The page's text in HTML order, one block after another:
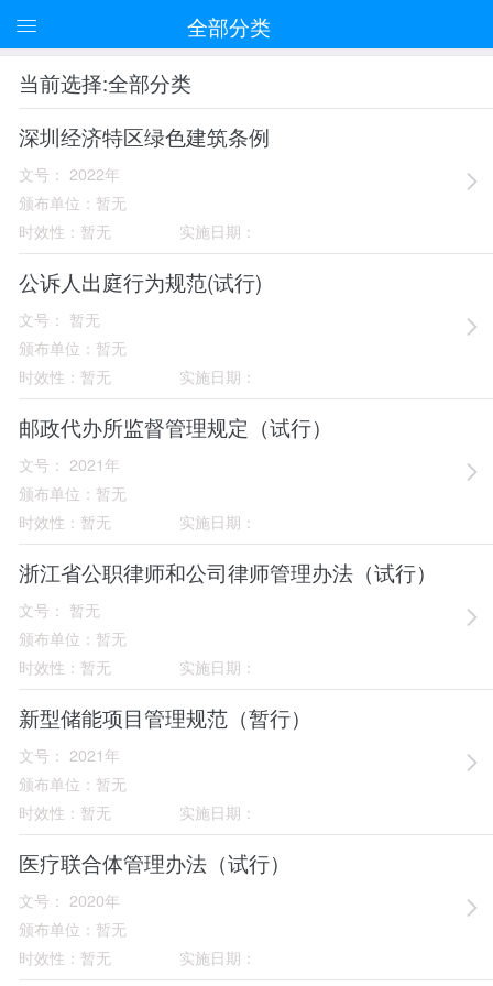
全部分类
当前选择:全部分类
深圳经济特区绿色建筑条例
文号： 2022年
颁布单位： 暂无
时效性： 暂无 实施日期：
公诉人出庭行为规范(试行)
文号： 暂无
颁布单位： 暂无
时效性： 暂无 实施日期：
邮政代办所监督管理规定（试行）
文号： 2021年
颁布单位： 暂无
时效性： 暂无 实施日期：
浙江省公职律师和公司律师管理办法（试行）
文号： 暂无
颁布单位： 暂无
时效性： 暂无 实施日期：
新型储能项目管理规范（暂行）
文号： 2021年
颁布单位： 暂无
时效性： 暂无 实施日期：
医疗联合体管理办法（试行）
文号： 2020年
颁布单位： 暂无
时效性： 暂无 实施日期：